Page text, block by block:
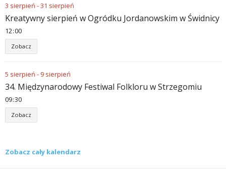
3 sierpień -31 sierpień
Kreatywny sierpień w Ogródku Jordanowskim w Świdnicy
12 00
Zobacz
5 sierpień - 9 sierpień
34. Międzynarodowy Festiwal Folkloru w Strzegomiu
09 30
Zobacz
Zobacz cały kalendarz